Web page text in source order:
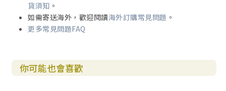
貨須知 。
如需寄送海外，歡迎閱讀海外訂購常見問題 。
更多常見問題FAQ
你可能也會喜歡